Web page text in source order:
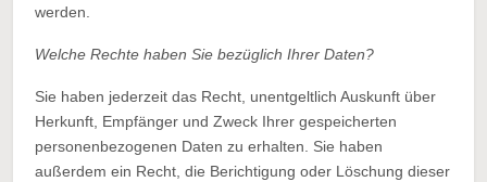
werden.
Welche Rechte haben Sie bezüglich Ihrer Daten?
Sie haben jederzeit das Recht, unentgeltlich Auskunft über
Herkunft, Empfänger und Zweck Ihrer gespeicherten
personenbezogenen Daten zu erhalten. Sie haben
außerdem ein Recht, die Berichtigung oder Löschung dieser